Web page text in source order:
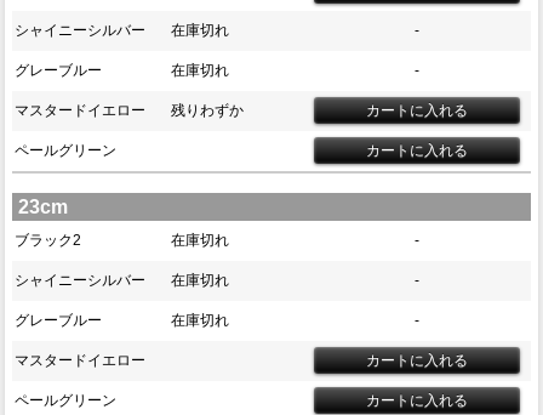
シャイニーシルバー 在庫切れ -
グレーブルー 在庫切れ -
マスタードイエロー 残りわずか
ペールグリーン
23cm
ブラック2 在庫切れ -
シャイニーシルバー 在庫切れ -
グレーブルー 在庫切れ -
マスタードイエロー
ペールグリーン